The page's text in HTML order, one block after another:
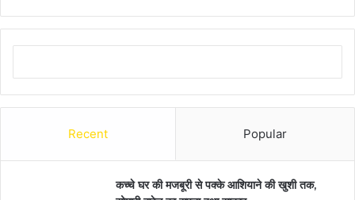
Recent Popular
कच्चे घर की मजबूरी से पक्के आशियाने की खुशी तक,